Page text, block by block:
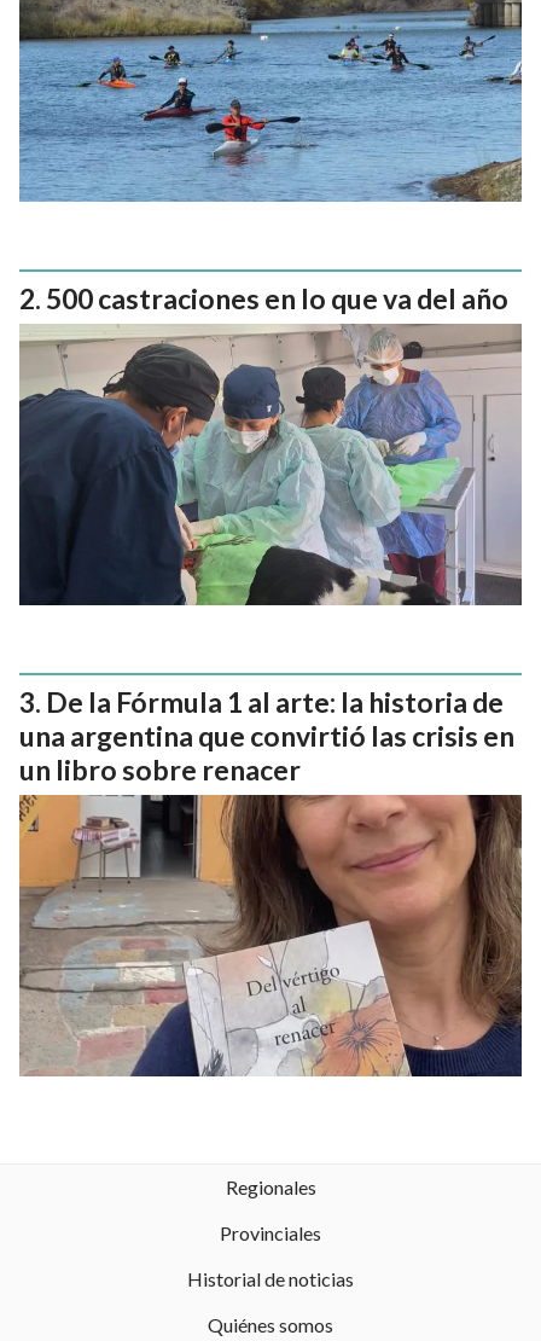
500 castraciones en lo que va del año
De la Fórmula 1 al arte: la historia de
una argentina que convirtió las crisis en
un libro sobre renacer
Regionales
Provinciales
Historial de noticias
Quiénes somos